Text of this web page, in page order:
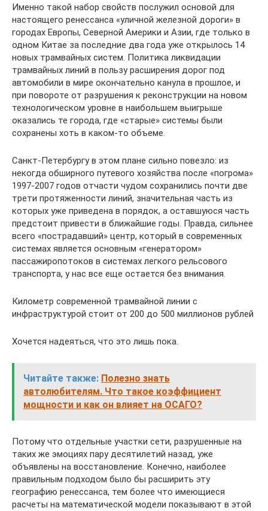
Именно такой набор свойств послужил основой для
настоящего ренессанса «уличной железной дороги» в
городах Европы, Северной Америки и Азии, где только в
одном Китае за последние два года уже открылось 14
новых трамвайных систем. Политика ликвидации
трамвайных линий в пользу расширения дорог под
автомобили в мире окончательно канула в прошлое, и
при повороте от разрушения к реконструкции на новом
технологическом уровне в наибольшем выигрыше
оказались те города, где «старые» системы были
сохранены хоть в каком-то объеме.
Санкт-Петербургу в этом плане сильно повезло: из
некогда обширного путевого хозяйства после «погрома»
1997-2007 годов отчасти чудом сохранились почти две
трети протяженности линий, значительная часть из
которых уже приведена в порядок, а оставшуюся часть
предстоит привести в ближайшие годы. Правда, сильнее
всего «пострадавший» центр, который в современных
системах является основным «генератором»
пассажиропотоков в системах легкого рельсового
транспорта, у нас все еще остается без внимания.
Километр современной трамвайной линии с
инфраструктурой стоит от 200 до 500 миллионов рублей
Хочется надеяться, что это лишь пока.
Читайте также: Полезно знать
автолюбителям. Что такое коэффициент
мощности и как он влияет на ОСАГО?
Потому что отдельные участки сети, разрушенные на
таких же эмоциях пару десятилетий назад, уже
объявлены на восстановление. Конечно, наиболее
правильным подходом было бы расширить эту
географию ренессанса, тем более что имеющиеся
расчеты на математической модели показывают в этой